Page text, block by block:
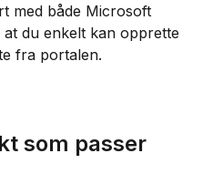
med både Microsoft
at du enkelt kan opprette
fra portalen.
som passer